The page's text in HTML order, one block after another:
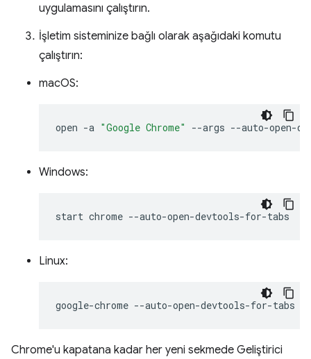
uygulamasını çalıştırın.
İşletim sisteminize bağlı olarak aşağıdaki komutu
çalıştırın:
macOS:
open -a "Google Chrome" --args
Windows:
start chrome
Linux:
google-chrome
Chrome'u kapatana kadar her yeni sekmede Geliştirici